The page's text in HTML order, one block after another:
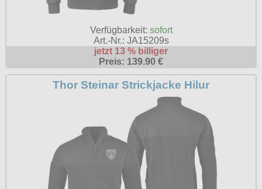
Verfügbarkeit: sofort
Art.-Nr.: JA15209s
jetzt 13 % billiger
Preis: 139.90 €
Thor Steinar Strickjacke Hilur